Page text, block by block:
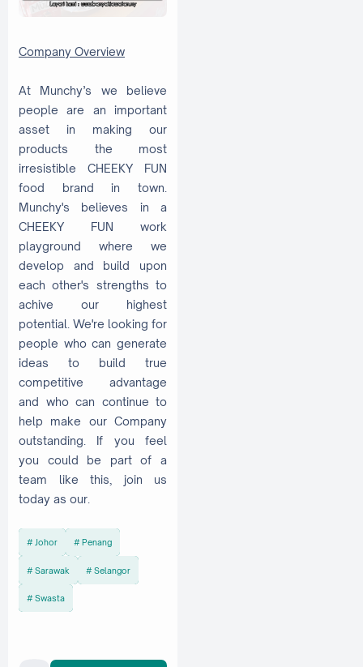
Company Overview
At Munchy’s we believe
people are an important
asset in making our
products the most
irresistible CHEEKY FUN
food brand in town.
Munchy's believes in a
CHEEKY FUN work
playground where we
develop and build upon
each other's strengths to
achive our highest
potential. We're looking for
people who can generate
ideas to build true
competitive advantage
and who can continue to
help make our Company
outstanding. If you feel
you could be part of a
team like this, join us
today as our.
Johor Penang
Sarawak Selangor
Swasta